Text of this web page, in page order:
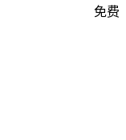
免费